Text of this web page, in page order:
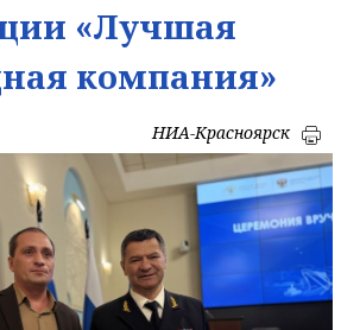
«Лучшая
компания»
НИА-Красноярск